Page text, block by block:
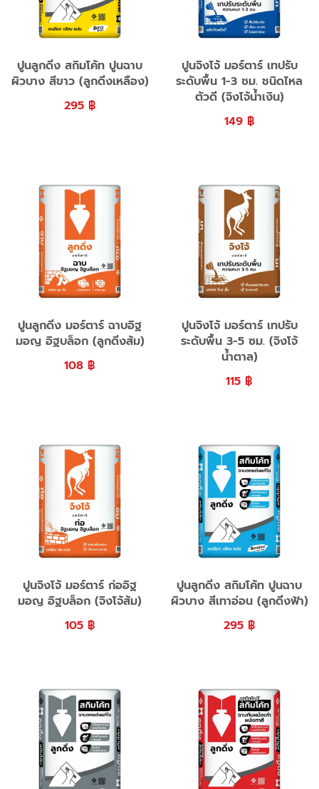
ปูนลูกดิ่ง สกิมโค้ท ปูนฉาบ
ผิวบาง สีขาว (ลูกดิ่งเหลือง)
295 ฿
ปูนจิงโจ้ มอร์ตาร์ เทปรับ
ระดับพื้น 1-3 ซม. ชนิดไหล
ตัวดี (จิงโจ้น้ำเงิน)
149 ฿
ปูนลูกดิ่ง มอร์ตาร์ ฉาบอิฐ
มอญ อิฐบล็อก (ลูกดิ่งส้ม)
108 ฿
ปูนจิงโจ้ มอร์ตาร์ เทปรับ
ระดับพื้น 3-5 ซม. (จิงโจ้
น้ำตาล)
115 ฿
ปูนจิงโจ้ มอร์ตาร์ ก่ออิฐ
มอญ อิฐบล็อก (จิงโจ้ส้ม)
105 ฿
ปูนลูกดิ่ง สกิมโค้ท ปูนฉาบ
ผิวบาง สีเทาอ่อน (ลูกดิ่งฟ้า)
295 ฿